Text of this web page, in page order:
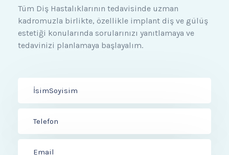
Tüm Diş Hastalıklarının tedavisinde uzman
kadromuzla birlikte, özellikle implant diş ve gülüş
estetiği konularında sorularınızı yanıtlamaya ve
tedavinizi planlamaya başlayalım.